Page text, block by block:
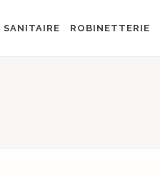
SANITAIRE ROBINETTERIE